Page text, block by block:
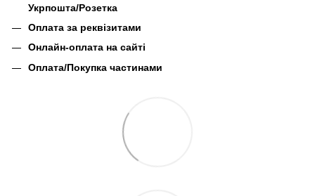
Укрпошта/Розетка
Оплата за реквізитами
Онлайн-оплата на сайті
Оплата/Покупка частинами